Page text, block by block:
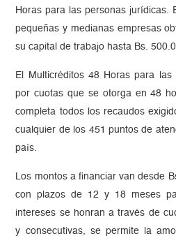
Horas para las personas jurídicas.
pequeñas y medianas empresas
su capital de trabajo hasta Bs.
El Multicréditos 48 Horas para
por cuotas que se otorga en 48
completa todos los recaudos
cualquier de los 451 puntos de
país.
Los montos a financiar van desde
con plazos de 12 y 18 meses
intereses se honran a través de
y consecutivas, se permite la